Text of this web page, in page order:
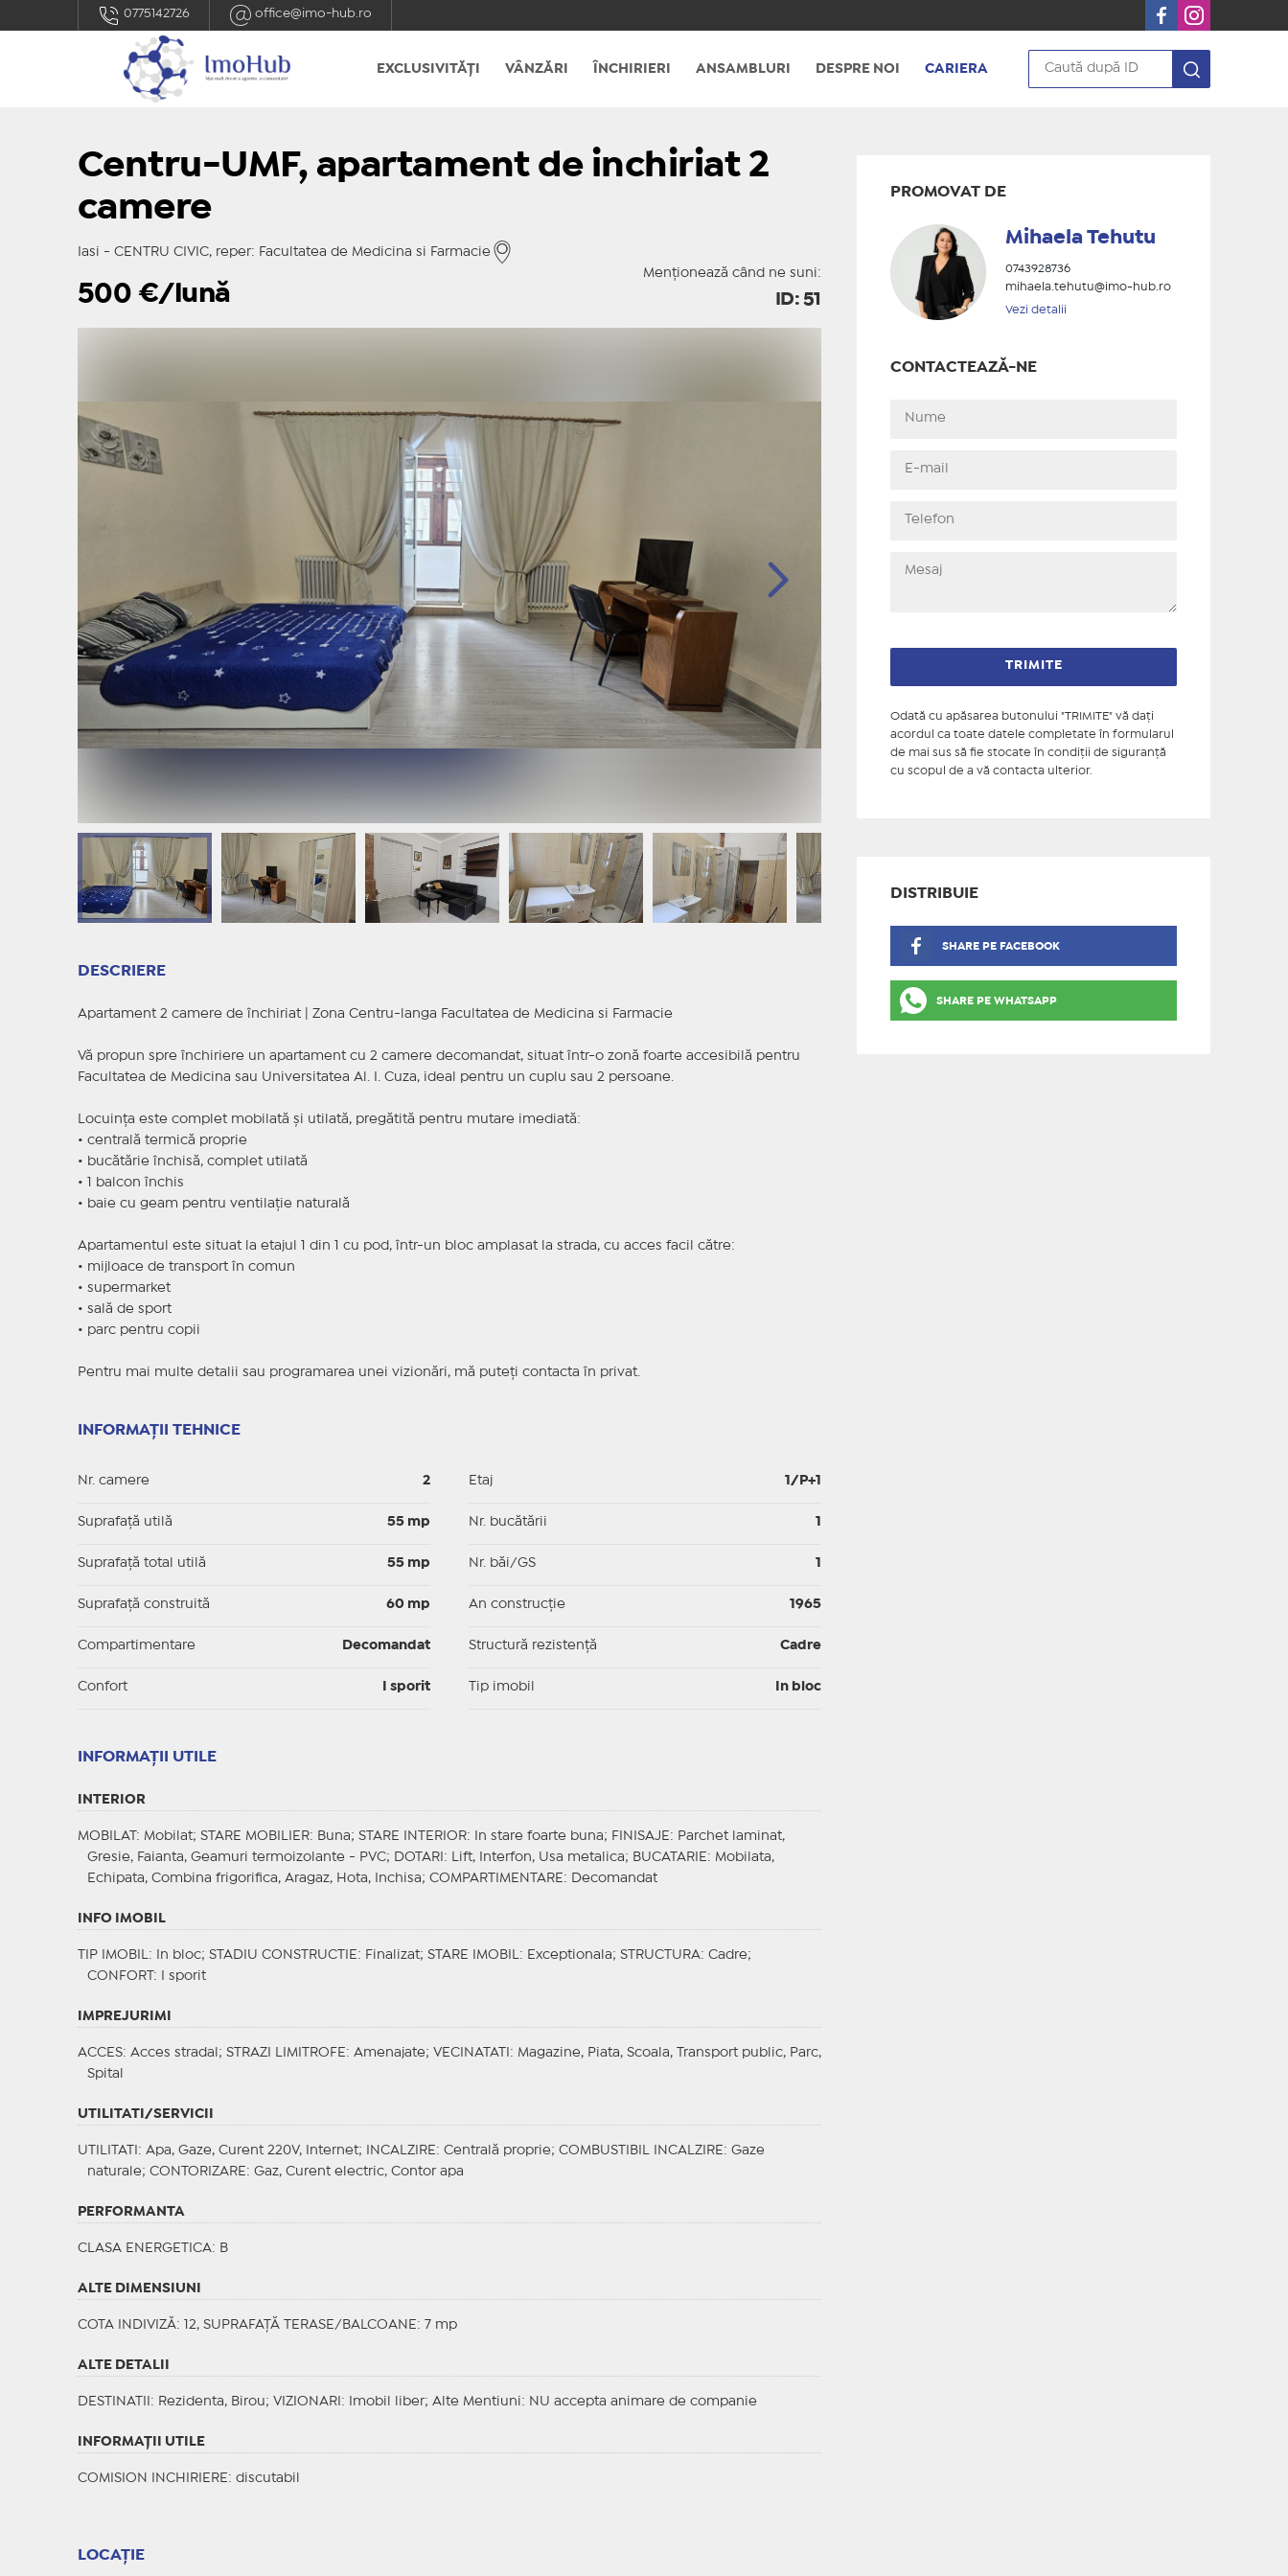
0775142726 office@imo-hub.ro
EXCLUSIVITĂȚI VÂNZĂRI ÎNCHIRIERI ANSAMBLURI DESPRE NOI CARIERA
Centru-UMF, apartament de inchiriat 2
camere
Iasi - CENTRU CIVIC, reper: Facultatea de Medicina si Farmacie
Menționează când ne suni:
500 €/lună ID: 51
DESCRIERE
Apartament 2 camere de închiriat | Zona Centru-langa Facultatea de Medicina si Farmacie
Vă propun spre închiriere un apartament cu 2 camere decomandat, situat într-o zonă foarte accesibilă pentru
Facultatea de Medicina sau Universitatea Al. I. Cuza, ideal pentru un cuplu sau 2 persoane.
Locuința este complet mobilată și utilată, pregătită pentru mutare imediată:
• centrală termică proprie
• bucătărie închisă, complet utilată
• 1 balcon închis
• baie cu geam pentru ventilație naturală
Apartamentul este situat la etajul 1 din 1 cu pod, într-un bloc amplasat la strada, cu acces facil către:
• mijloace de transport în comun
• supermarket
• sală de sport
• parc pentru copii
Pentru mai multe detalii sau programarea unei vizionări, mă puteți contacta în privat.
INFORMAȚII TEHNICE
Nr. camere 2
Suprafaţă utilă 55 mp
Suprafaţă total utilă 55 mp
Suprafaţă construită 60 mp
Compartimentare Decomandat
Confort I sporit
Etaj 1/P+1
Nr. bucătării
Nr. băi/GS
An construcție 1965
Structură rezistență Cadre
Tip imobil In bloc
INFORMAŢII UTILE
INTERIOR
MOBILAT : Mobilat; STARE MOBILIER: Buna; STARE INTERIOR: In stare foarte buna; FINISAJE : Parchet laminat,
Gresie, Faianta, Geamuri termoizolante - PVC;
DOTARI : Lift, Interfon, Usa metalica; BUCATARIE : Mobilata,
Echipata, Combina frigorifica, Aragaz, Hota, Inchisa; COMPARTIMENTARE : Decomandat
INFO IMOBIL
TIP IMOBIL : In bloc; STADIU CONSTRUCTIE : Finalizat; STARE IMOBIL : Exceptionala; STRUCTURA: Cadre;
CONFORT
: I sporit
IMPREJURIMI
ACCES: Acces stradal; STRAZI LIMITROFE : Amenajate; VECINATATI
: Magazine, Piata, Scoala, Transport public, Parc,
Spital
UTILITATI/SERVICII
UTILITATI : Apa, Gaze, Curent 220V, Internet; INCALZIRE : Centrală proprie; COMBUSTIBIL INCALZIRE : Gaze
naturale; CONTORIZARE : Gaz, Curent electric, Contor apa
PERFORMANTA
CLASA ENERGETICA: B
ALTE DIMENSIUNI
COTA INDIVIZĂ: 12, SUPRAFAȚĂ TERASE/BALCOANE: 7 mp
ALTE DETALII
DESTINATII : Rezidenta, Birou; VIZIONARI : Imobil liber; Alte Mentiuni : NU accepta animare de companie
INFORMAŢII UTILE
COMISION INCHIRIERE: discutabil
LOCAȚIE
PROMOVAT DE
Mihaela Tehutu
0743928736
mihaela.tehutu@imo-hub.ro
Vezi detalii
CONTACTEAZĂ-NE
Odată cu apăsarea butonului "TRIMITE" vă daţi
acordul ca toate datele completate în formularul
de mai sus să fie stocate în condiţii de siguranţă
cu scopul de a vă contacta ulterior.
DISTRIBUIE
SHARE PE FACEBOOK
SHARE PE WHATSAPP